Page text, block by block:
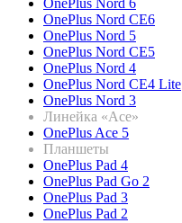
OnePlus Nord 6
OnePlus Nord CE6
OnePlus Nord 5
OnePlus Nord CE5
OnePlus Nord 4
OnePlus Nord CE4 Lite
OnePlus Nord 3
Линейка «Ace»
OnePlus Ace 5
Планшеты
OnePlus Pad 4
OnePlus Pad Go 2
OnePlus Pad 3
OnePlus Pad 2